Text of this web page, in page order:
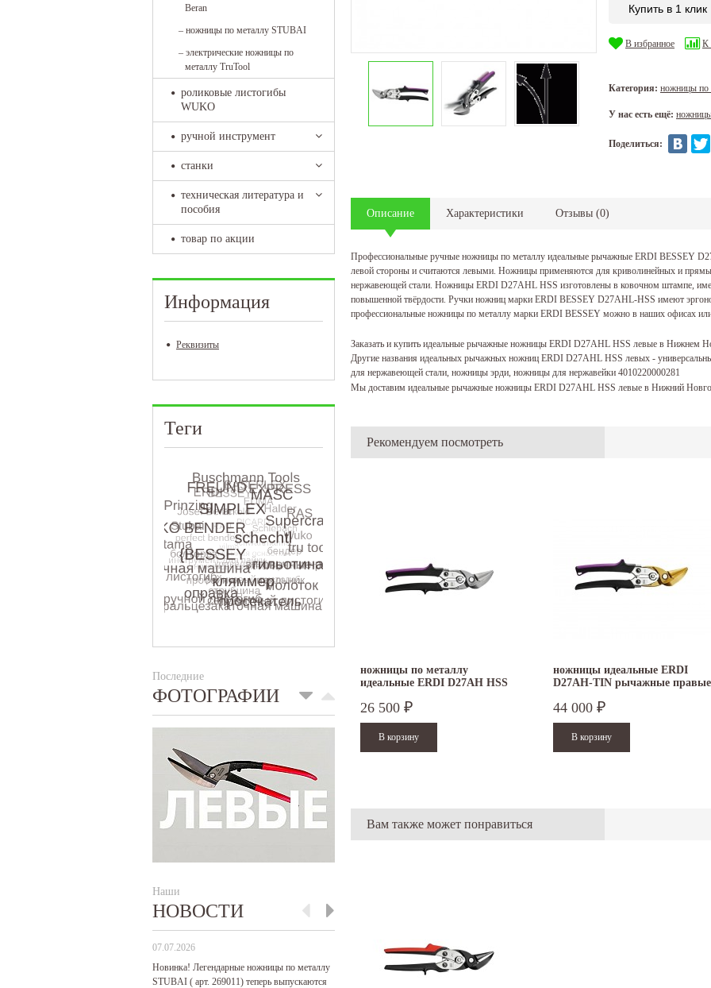
Beran
– ножницы по металлу STUBAI
– электрические ножницы по
металлу TruTool
роликовые листогибы
WUKO
ручной инструмент
станки
техническая литература и
пособия
товар по акции
Информация
Реквизиты
Теги
Последние
ФОТОГРАФИИ
Наши
НОВОСТИ
07.07.2026
Новинка! Легендарные ножницы по металлу
STUBAI ( арт. 269011) теперь выпускаются
29.12.2025
Режим работы офисов в новогодние
Купить в 1 клик
В избранное К
Категория: ножницы по
У нас есть ещё:
Поделиться:
Описание Характеристики Отзывы (0)
Профессиональные ручные ножницы по металлу идеальные рычажные ERDI
левой стороны и считаются левыми. Ножницы применяются для криволинейных и
нержавеющей стали. Ножницы ERDI D27AHL HSS изготовлены в ковочном штампе,
повышенной твёрдости. Ручки ножниц марки ERDI BESSEY D27AHL-HSS имеют
профессиональные ножницы по металлу марки ERDI BESSEY можно в наших офисах или
Заказать и купить идеальные рычажные ножницы ERDI D27AHL HSS левые в Нижнем
Другие названия идеальных рычажных ножниц ERDI D27AHL HSS левых -
для нержавеющей стали, ножницы эрди, ножницы для нержавейки 4010220000281
Мы доставим идеальные рычажные ножницы ERDI D27AHL HSS левые в Нижний
Рекомендуем посмотреть
ножницы по металлу
идеальные ERDI D27AH HSS
26 500 ₽
ножницы идеальные ERDI
D27AH-TIN рычажные правые
44 000 ₽
Вам также может понравиться